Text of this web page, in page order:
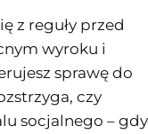
z reguły przed
wyroku i
sprawę do
czy
socjalnego – gdy